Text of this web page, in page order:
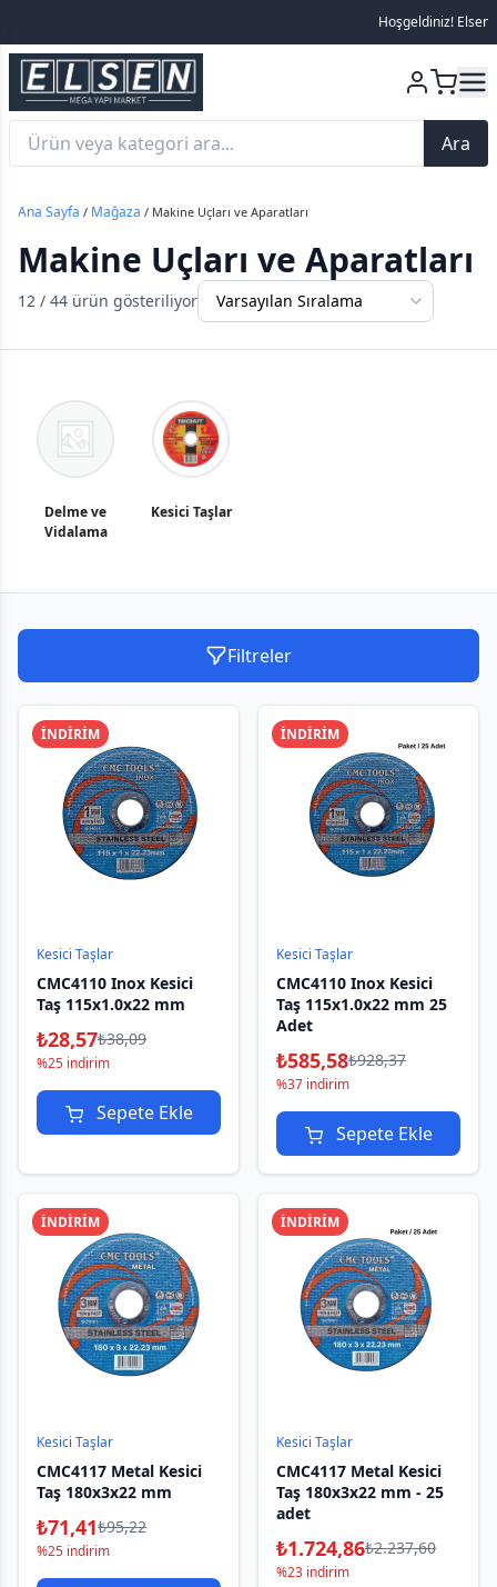
Hoşgeldiniz! Elsen
Ara
Ana Sayfa / Mağaza / Makine Uçları ve Aparatları
Makine Uçları ve Aparatları
12 / 44 ürün gösteriliyor
Delme ve
Vidalama
Kesici Taşlar
Filtreler
İNDİRİM
Kesici Taşlar
CMC4110 Inox Kesici
Taş 115x1.0x22 mm
₺28,57₺38,09
%25 indirim
Sepete Ekle
İNDİRİM
Kesici Taşlar
CMC4110 Inox Kesici
Taş 115x1.0x22 mm 25
Adet
₺585,58₺928,37
%37 indirim
Sepete Ekle
İNDİRİM
Kesici Taşlar
CMC4117 Metal Kesici
Taş 180x3x22 mm
₺71,41₺95,22
%25 indirim
İNDİRİM
Kesici Taşlar
CMC4117 Metal Kesici
Taş 180x3x22 mm - 25
adet
₺1.724,86₺2.237,60
%23 indirim